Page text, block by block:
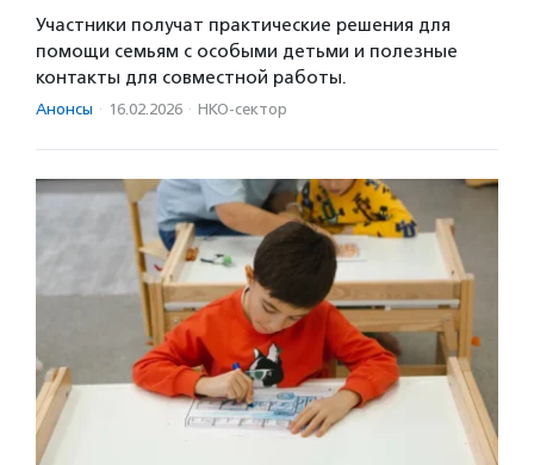
Участники получат практические решения для
помощи семьям с особыми детьми и полезные
контакты для совместной работы.
Анонсы · 16.02.2026 · НКО-сектор